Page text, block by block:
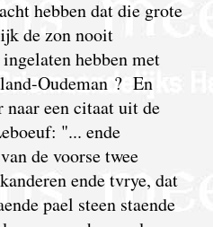
hebben dat die grote
de zon nooit
hebben met
Oudeman ? En
een citaat uit de
"... ende
de voorse twee
ende tvrye, dat
pael steen staende